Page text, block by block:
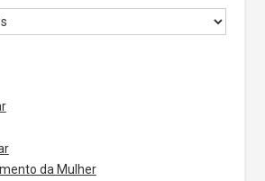
da Mulher